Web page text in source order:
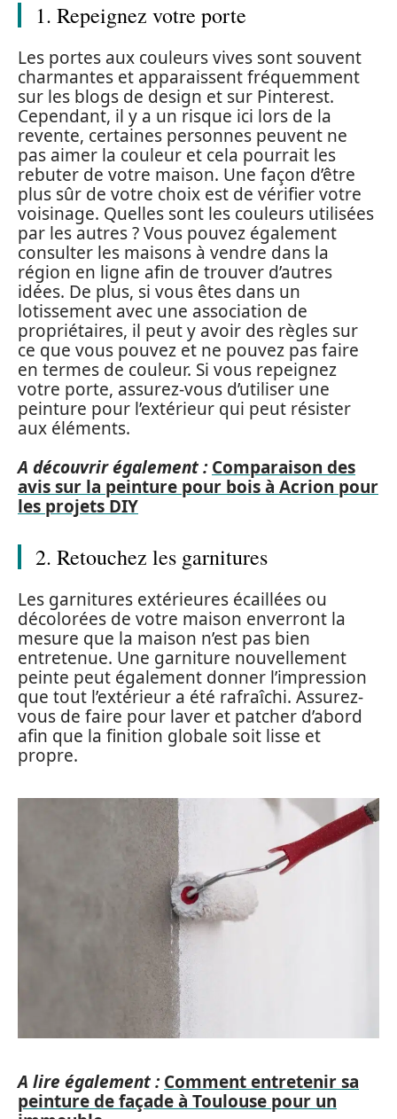
1. Repeignez votre porte
Les portes aux couleurs vives sont souvent
charmantes et apparaissent fréquemment
sur les blogs de design et sur Pinterest.
Cependant, il y a un risque ici lors de la
revente, certaines personnes peuvent ne
pas aimer la couleur et cela pourrait les
rebuter de votre maison. Une façon d’être
plus sûr de votre choix est de vérifier votre
voisinage. Quelles sont les couleurs utilisées
par les autres ? Vous pouvez également
consulter les maisons à vendre dans la
région en ligne afin de trouver d’autres
idées. De plus, si vous êtes dans un
lotissement avec une association de
propriétaires, il peut y avoir des règles sur
ce que vous pouvez et ne pouvez pas faire
en termes de couleur. Si vous repeignez
votre porte, assurez-vous d’utiliser une
peinture pour l’extérieur qui peut résister
aux éléments.
A découvrir également : Comparaison des
avis sur la peinture pour bois à Acrion pour
les projets DIY
2. Retouchez les garnitures
Les garnitures extérieures écaillées ou
décolorées de votre maison enverront la
mesure que la maison n’est pas bien
entretenue. Une garniture nouvellement
peinte peut également donner l’impression
que tout l’extérieur a été rafraîchi. Assurez-
vous de faire pour laver et patcher d’abord
afin que la finition globale soit lisse et
propre.
A lire également : Comment entretenir sa
peinture de façade à Toulouse pour un